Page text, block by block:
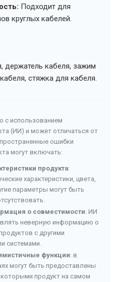
Подходит для
круглых кабелей.
держатель кабеля, зажим
стяжка для кабеля.
с использованием
(ИИ) и может отличаться от
ошибки
могут включать:
продукта:
характеристики, цвета,
параметры могут быть
о совместимости: ИИ
неверную информацию о
с другими
системами.
функции: в
могут быть предоставлены
которыми продукт на самом